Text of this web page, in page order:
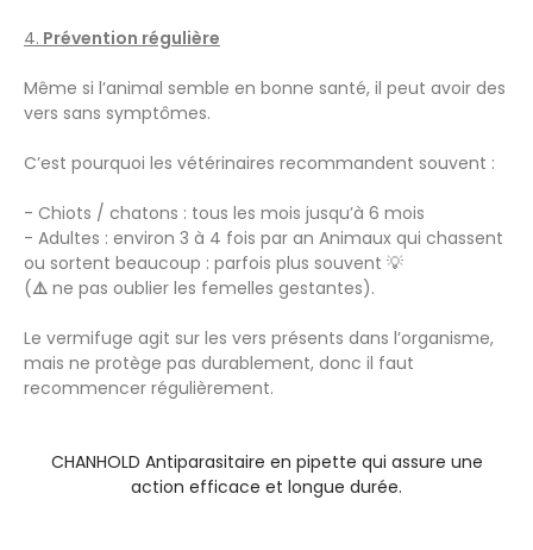
4. Prévention régulière
Même si l’animal semble en bonne santé, il peut avoir des
vers sans symptômes.
C’est pourquoi les vétérinaires recommandent souvent :
- Chiots / chatons : tous les mois jusqu’à 6 mois
- Adultes : environ 3 à 4 fois par an Animaux qui chassent
ou sortent beaucoup : parfois plus souvent 💡
(⚠️ ne pas oublier les femelles gestantes).
Le vermifuge agit sur les vers présents dans l’organisme,
mais ne protège pas durablement, donc il faut
recommencer régulièrement.
CHANHOLD Antiparasitaire en pipette qui assure une
action efficace et longue durée.